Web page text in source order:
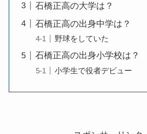
石橋正高の大学は？
石橋正高の出身中学は？
野球をしていた
石橋正高の出身小学校は？
小学生で役者デビュー